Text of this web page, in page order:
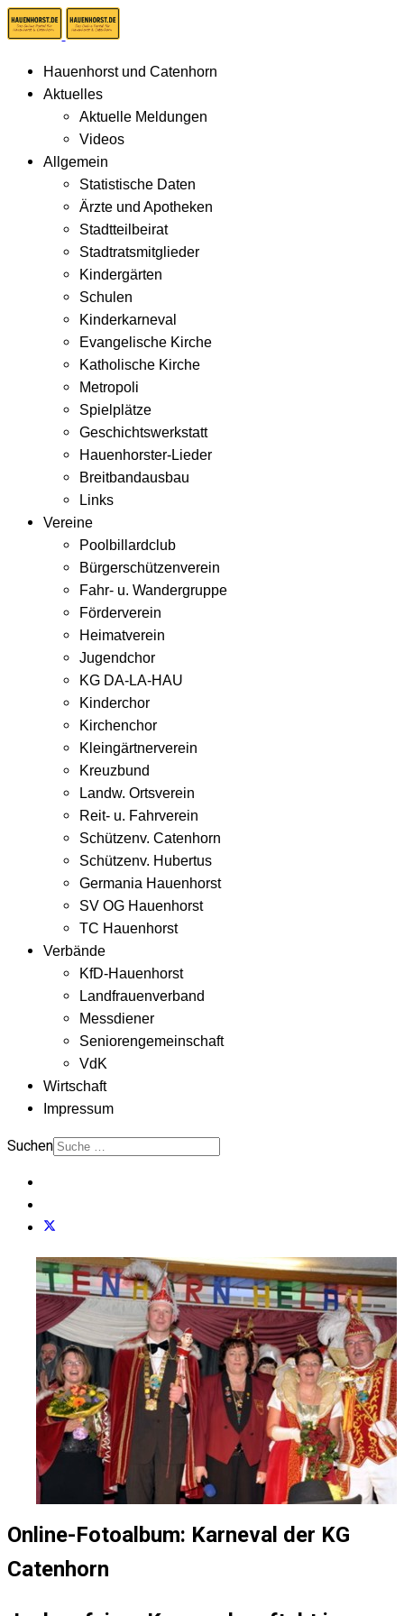
Hauenhorst und Catenhorn
Aktuelles
Aktuelle Meldungen
Videos
Allgemein
Statistische Daten
Ärzte und Apotheken
Stadtteilbeirat
Stadtratsmitglieder
Kindergärten
Schulen
Kinderkarneval
Evangelische Kirche
Katholische Kirche
Metropoli
Spielplätze
Geschichtswerkstatt
Hauenhorster-Lieder
Breitbandausbau
Links
Vereine
Poolbillardclub
Bürgerschützenverein
Fahr- u. Wandergruppe
Förderverein
Heimatverein
Jugendchor
KG DA-LA-HAU
Kinderchor
Kirchenchor
Kleingärtnerverein
Kreuzbund
Landw. Ortsverein
Reit- u. Fahrverein
Schützenv. Catenhorn
Schützenv. Hubertus
Germania Hauenhorst
SV OG Hauenhorst
TC Hauenhorst
Verbände
KfD-Hauenhorst
Landfrauenverband
Messdiener
Seniorengemeinschaft
VdK
Wirtschaft
Impressum
Suchen
Online-Fotoalbum: Karneval der KG
Catenhorn